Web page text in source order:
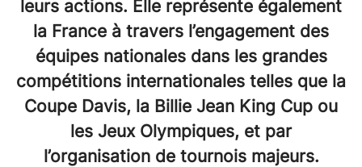
leurs actions. Elle représente également
la France à travers l’engagement des
équipes nationales dans les grandes
compétitions internationales telles que la
Coupe Davis, la Billie Jean King Cup ou
les Jeux Olympiques, et par
l’organisation de tournois majeurs.